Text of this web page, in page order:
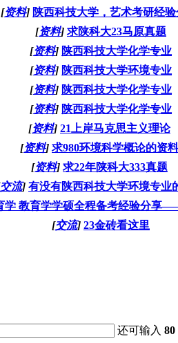
[资料] 陕西科技大学，艺术考研经
[资料] 求陕科大23马原真题
[资料] 陕西科技大学化学专业
[资料] 陕西科技大学环境专业
[资料] 陕西科技大学化学专业
[资料] 陕西科技大学化学专业
[资料] 21上岸马克思主义理论
[资料] 求980环境科学概论的资料
[资料] 求22年陕科大333真题
交流] 有没有陕西科技大学环境专业
学 教育学学硕全程备考经验分享
[交流] 23金砖看这里
还可输入80